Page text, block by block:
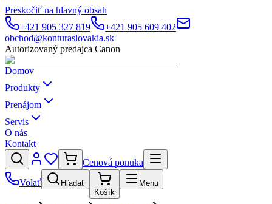
Preskočiť na hlavný obsah
+421 905 327 819
+421 905 609 402
obchod@konturaslovakia.sk
Autorizovaný predajca Canon
Domov
Produkty
Prenájom
Servis
O nás
Kontakt
Cenová ponuka
Volať
Hľadať
Košík
Menu